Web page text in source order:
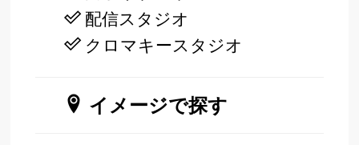
配信スタジオ
クロマキースタジオ
イメージで探す